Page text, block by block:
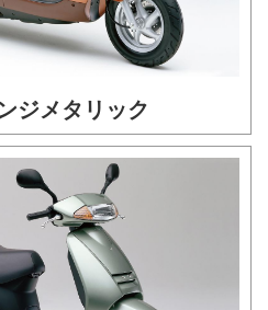
ジメタリック